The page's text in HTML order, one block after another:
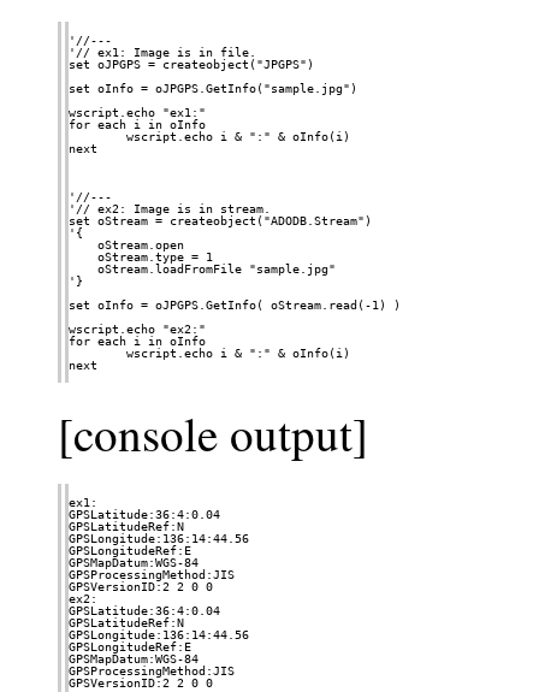
'//---
'// ex1: Image is in file.
set oJPGPS = createobject("JPGPS")
set oInfo = oJPGPS.GetInfo("sample.jpg")
wscript.echo "ex1:"
for each i in oInfo
next
'//---
'// ex2: Image is in stream.
set oStream = createobject("ADODB.Stream")
'{
    oStream.open
    oStream.type = 1
    oStream.loadFromFile "sample.jpg"
'}
set oInfo = oJPGPS.GetInfo( oStream.read(-1) )
wscript.echo "ex2:"
for each i in oInfo
next
[console output]
ex1:
GPSLatitude:36:4:0.04
GPSLatitudeRef:N
GPSLongitude:136:14:44.56
GPSLongitudeRef:E
GPSMapDatum:WGS-84
GPSProcessingMethod:JIS
GPSVersionID:2 2 0 0
ex2:
GPSLatitude:36:4:0.04
GPSLatitudeRef:N
GPSLongitude:136:14:44.56
GPSLongitudeRef:E
GPSMapDatum:WGS-84
GPSProcessingMethod:JIS
GPSVersionID:2 2 0 0